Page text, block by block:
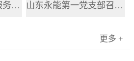
山东永能节能环保服务股份有限公司新员工入职培训 山东永能第一党支部召开2025年党风廉政建设和反腐败工作会议
更多 +